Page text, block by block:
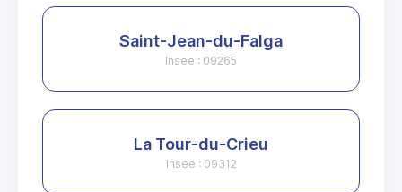
Saint-Jean-du-Falga
Insee : 09265
La Tour-du-Crieu
Insee : 09312